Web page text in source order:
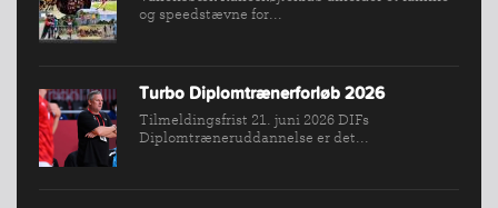
KONKURRENCERog speedstævne for...
Turbo Diplomtrænerforløb 2026
Tilmeldingsfrist 21. juni 2026 DIFs
Diplomtræneruddannelse er det...